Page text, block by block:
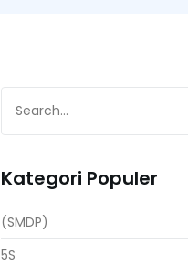
Kategori Populer
(SMDP)
5S